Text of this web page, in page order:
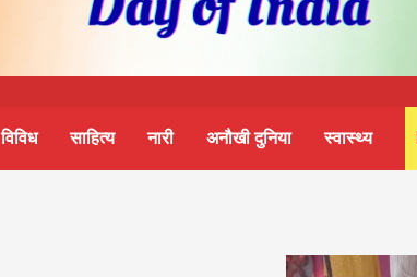
विविध साहित्य नारी अनौखी दुनिया स्वास्थ्य